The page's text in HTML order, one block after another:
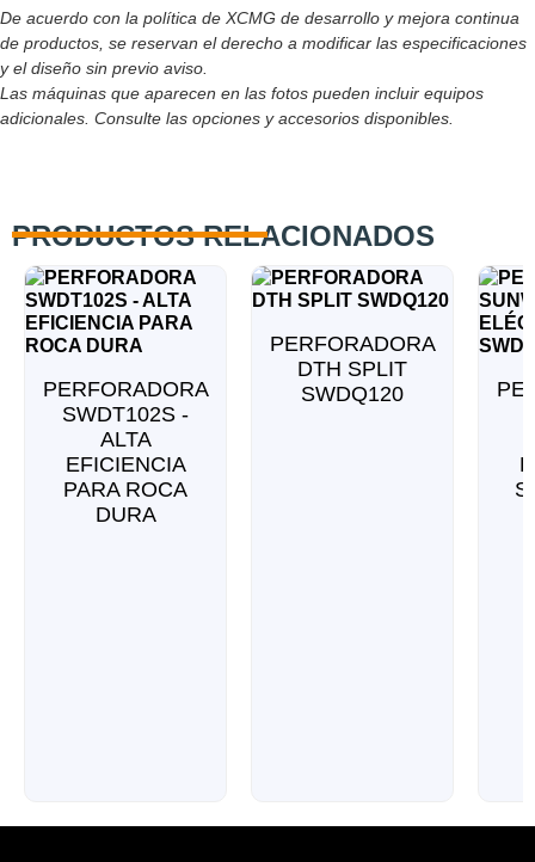
r
n
e
c
*
De acuerdo con la política de XCMG de desarrollo y mejora continua
de productos, se reservan el derecho a modificar las especificaciones
y el diseño sin previo aviso.
Las máquinas que aparecen en las fotos pueden incluir equipos
adicionales. Consulte las opciones y accesorios disponibles.
PRODUCTOS RELACIONADOS
PERFORADORA
SWDT102S -
ALTA
EFICIENCIA
PARA ROCA
DURA
PERFORADORA
DTH SPLIT
SWDQ120